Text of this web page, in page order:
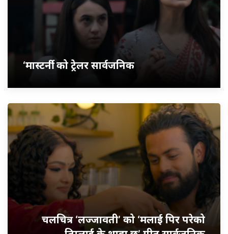
‘मास्टर्नी’ को ट्रेलर सार्वजनिक
चलचित्र ‘लज्जावती’ को ‘मलाई पिर परेको